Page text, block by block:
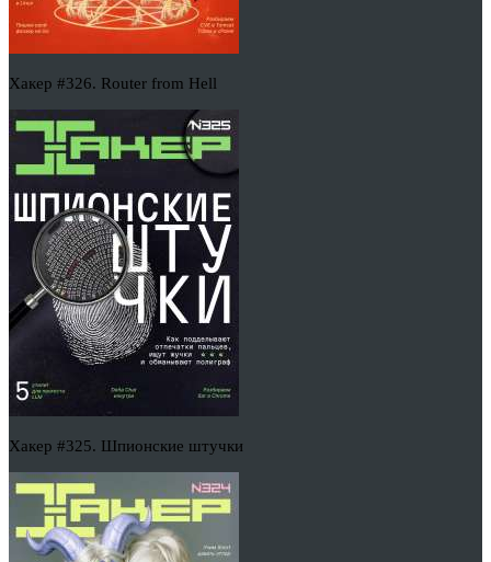
Хакер #326. Router from Hell
Хакер #325. Шпионские штучки